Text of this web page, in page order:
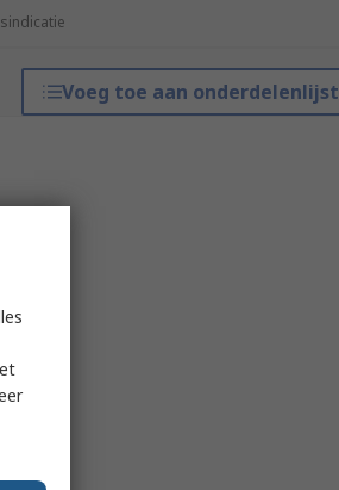
Voeg toe aan onderdelenlijst